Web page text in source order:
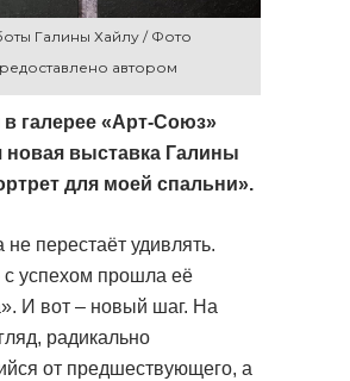
Галины Хайлу / Фото
автором
в галерее «Арт-Союз»
новая выставка Галины
для моей спальни».
перестаёт удивлять.
с успехом прошла её
И вот – новый шаг. На
радикально
от предшествующего, а